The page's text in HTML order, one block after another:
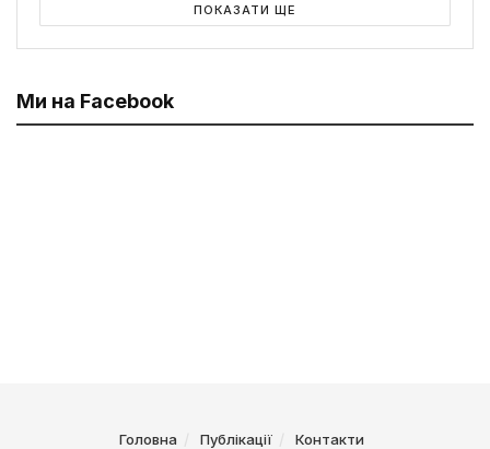
ПОКАЗАТИ ЩЕ
Ми на Facebook
Головна Публікації Контакти